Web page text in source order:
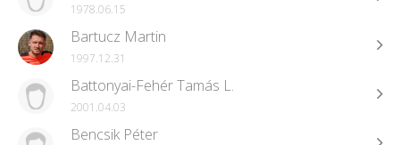
1978.06.15
Bartucz Martin
1997.12.31
Battonyai-Fehér Tamás L.
2001.04.03
Bencsik Péter